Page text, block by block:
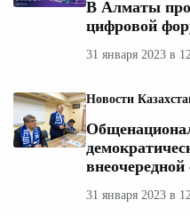
В Алматы
цифровой
31 января 2023 в
Новости
31 января 2023 в